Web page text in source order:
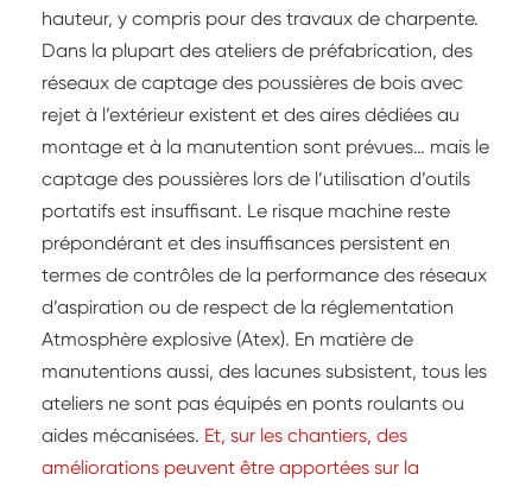
hauteur, y compris pour des travaux de charpente.
Dans la plupart des ateliers de préfabrication, des
réseaux de captage des poussières de bois avec
rejet à l’extérieur existent et des aires dédiées au
montage et à la manutention sont prévues… mais le
captage des poussières lors de l’utilisation d’outils
portatifs est insuffisant. Le risque machine reste
prépondérant et des insuffisances persistent en
termes de contrôles de la performance des réseaux
d’aspiration ou de respect de la réglementation
Atmosphère explosive (Atex). En matière de
manutentions aussi, des lacunes subsistent, tous les
ateliers ne sont pas équipés en ponts roulants ou
aides mécanisées. Et, sur les chantiers, des
améliorations peuvent être apportées sur la